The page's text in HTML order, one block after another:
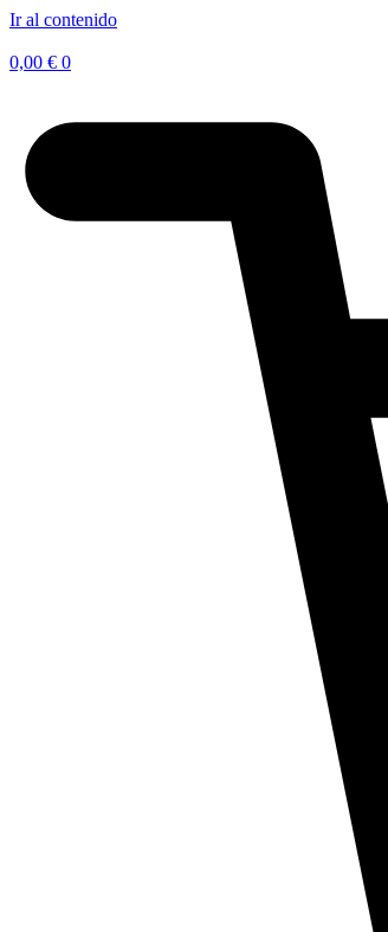
Ir al contenido
0,00 € 0